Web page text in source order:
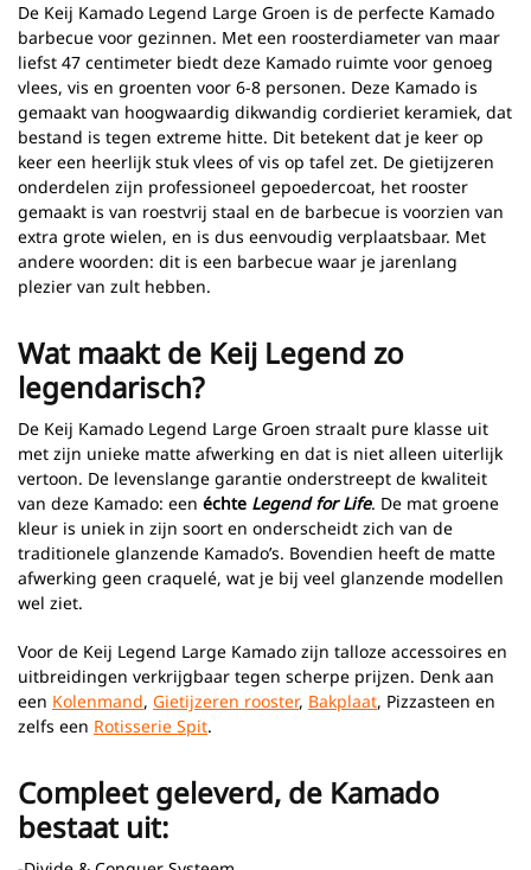
De Keij Kamado Legend Large Groen is de perfecte Kamado
barbecue voor gezinnen. Met een roosterdiameter van maar
liefst 47 centimeter biedt deze Kamado ruimte voor genoeg
vlees, vis en groenten voor 6-8 personen. Deze Kamado is
gemaakt van hoogwaardig dikwandig cordieriet keramiek, dat
bestand is tegen extreme hitte. Dit betekent dat je keer op
keer een heerlijk stuk vlees of vis op tafel zet. De gietijzeren
onderdelen zijn professioneel gepoedercoat, het rooster
gemaakt is van roestvrij staal en de barbecue is voorzien van
extra grote wielen, en is dus eenvoudig verplaatsbaar. Met
andere woorden: dit is een barbecue waar je jarenlang
plezier van zult hebben.
Wat maakt de Keij Legend zo
legendarisch?
De Keij Kamado Legend Large Groen straalt pure klasse uit
met zijn unieke matte afwerking en dat is niet alleen uiterlijk
vertoon. De levenslange garantie onderstreept de kwaliteit
van deze Kamado: een échte Legend for Life. De mat groene
kleur is uniek in zijn soort en onderscheidt zich van de
traditionele glanzende Kamado’s. Bovendien heeft de matte
afwerking geen craquelé, wat je bij veel glanzende modellen
wel ziet.
Voor de Keij Legend Large Kamado zijn talloze accessoires en
uitbreidingen verkrijgbaar tegen scherpe prijzen. Denk aan
een Kolenmand, Gietijzeren rooster, Bakplaat, Pizzasteen en
zelfs een Rotisserie Spit.
Compleet geleverd, de Kamado
bestaat uit: